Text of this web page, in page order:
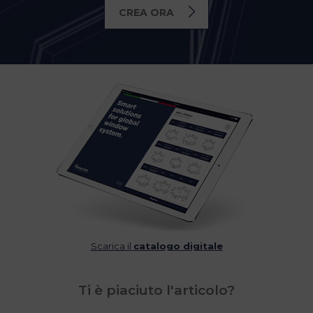
CREA ORA
Scarica il catalogo digitale
Ti è piaciuto l'articolo?